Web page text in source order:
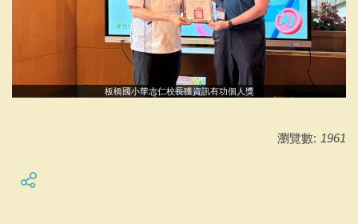
板橋國小華志仁校長獲資訊有功個人獎
瀏覽數: 1961